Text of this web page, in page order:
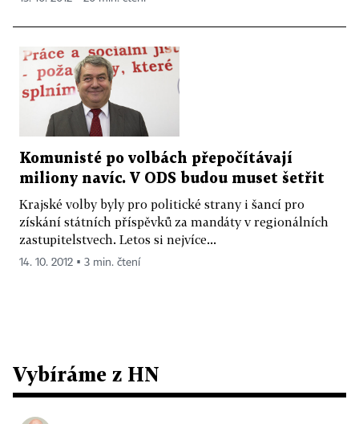
Komunisté po volbách přepočítávají
miliony navíc. V ODS budou muset šetřit
Krajské volby byly pro politické strany i šancí pro
získání státních příspěvků za mandáty v regionálních
zastupitelstvech. Letos si nejvíce...
14. 10. 2012 ▪ 3 min. čtení
Vybíráme z HN